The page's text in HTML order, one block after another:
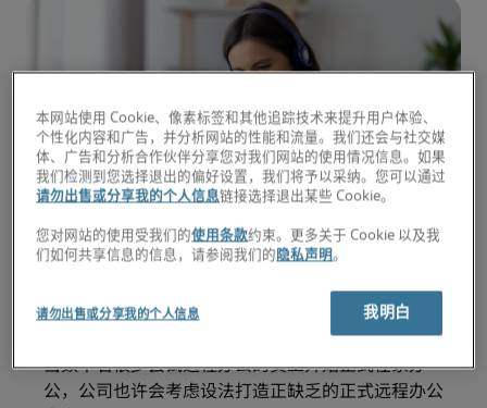
从留住人才和招聘人才角度来看，远程办公方案是有
人才和留住人才的优势，而且还即将成为一种业务需
要。
当数千名很少尝试远程办公的员工开始正式在家办
公，公司也许会考虑设法打造正缺乏的正式远程办公
本网站使用 Cookie、像素标签和其他追踪技术来提升用户体验、
个性化内容和广告，并分析网站的性能和流量。我们还会与社交媒
体、广告和分析合作伙伴分享您对我们网站的使用情况信息。如果
我们检测到您选择退出的偏好设置，我们将予以采纳。您可以通过
请勿出售或分享我的个人信息链接选择退出某些 Cookie。
您对网站的使用受我们的使用条款约束。更多关于 Cookie 以及我
们如何共享信息的信息，请参阅我们的 隐私声明。
请勿出售或分享我的个人信息 我明白